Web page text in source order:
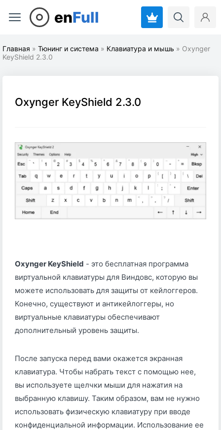
enFull
Главная » Тюнинг и система » Клавиатура и мышь » Oxynger
KeyShield 2.3.0
Oxynger KeyShield 2.3.0
Oxynger KeyShield - это бесплатная программа
виртуальной клавиатуры для Виндовс, которую вы
можете использовать для защиты от кейлоггеров.
Конечно, существуют и антикейлоггеры, но
виртуальные клавиатуры обеспечивают
дополнительный уровень защиты.
После запуска перед вами окажется экранная
клавиатура. Чтобы набрать текст с помощью нее,
вы используете щелчки мыши для нажатия на
выбранную клавишу. Таким образом, вам не нужно
использовать физическую клавиатуру при вводе
конфиденциальной информации. Использование ее